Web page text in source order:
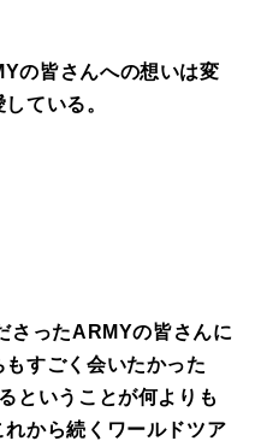
の皆さんへの想いは変
ている。
さったARMYの皆さんに
すごく会いたかった
ということが何よりも
から続くワールドツア